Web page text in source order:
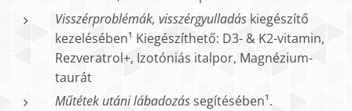
Visszérproblémák, visszérgyulladás kiegészítő
kezelésében¹ Kiegészíthető: D3- & K2-vitamin,
Rezveratrol+, Izotóniás italpor, Magnézium-
taurát
Műtétek utáni lábadozássegítésében¹.